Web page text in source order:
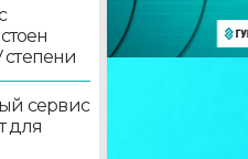
степени
сервис
для